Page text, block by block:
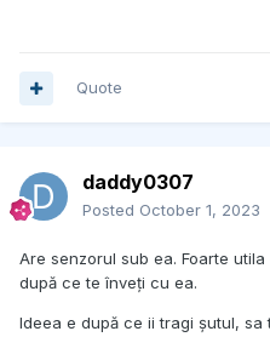
Quote
daddy0307
Posted October 1, 2023
Are senzorul sub ea. Foarte
după ce te înveți cu ea.
Ideea e după ce ii tragi șutul, sa